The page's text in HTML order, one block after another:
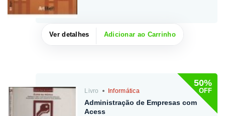
Ver detalhes Adicionar ao Carrinho
50%
OFF
Livro Informática
Administração de Empresas com
Acess